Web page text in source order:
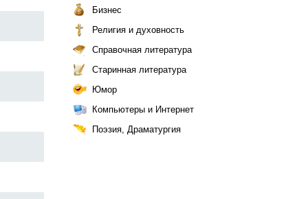
Бизнес
Религия и духовность
Справочная литература
Старинная литература
Юмор
Компьютеры и Интернет
Поэзия, Драматургия